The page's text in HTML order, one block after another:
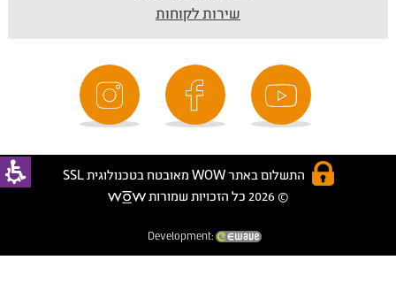
שירות לקוחות
התשלום באתר WOW מאובטח בטכנולוגית SSL
© 2026 כל הזכויות שמורות
Development: